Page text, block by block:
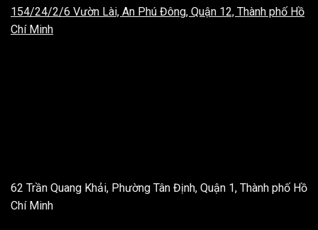
154/24/2/6 Vườn Lài, An Phú Đông, Quận 12, Thành phố Hồ
Chí Minh
62 Trần Quang Khải, Phường Tân Định, Quận 1, Thành phố Hồ
Chí Minh